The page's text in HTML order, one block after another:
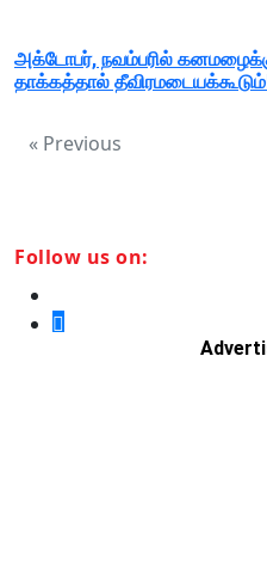
அக்டோபர், நவம்பரில்
தாக்கத்தால்
« Previous
Follow us on: